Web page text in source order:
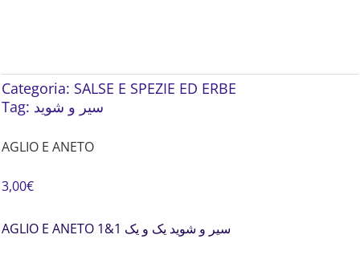
Categoria: SALSE E SPEZIE ED ERBE
Tag: سیر و شوید
AGLIO E ANETO
3,00€
AGLIO E ANETO سیر و شوید یک و یک 1&1